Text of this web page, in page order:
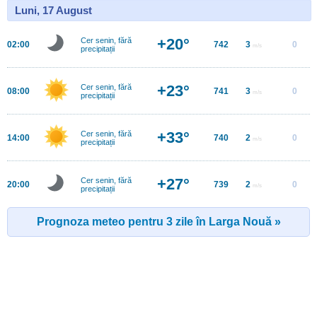
Luni, 17 August
02:00
Cer senin, fără
precipitații
+20° 742 3 m/s 0
08:00
Cer senin, fără
precipitații
+23° 741 3 m/s 0
14:00
Cer senin, fără
precipitații
+33° 740 2 m/s 0
20:00
Cer senin, fără
precipitații
+27° 739 2 m/s 0
Prognoza meteo pentru 3 zile în Larga Nouă »